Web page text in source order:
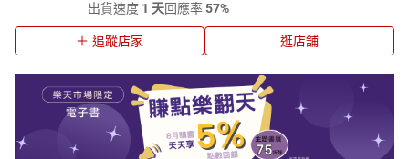
出貨速度 1 天回應率57%
追蹤店家 逛店舖